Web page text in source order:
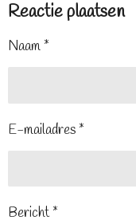
Reactie plaatsen
Naam *
E-mailadres *
Bericht *